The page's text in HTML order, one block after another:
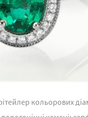
кольорових